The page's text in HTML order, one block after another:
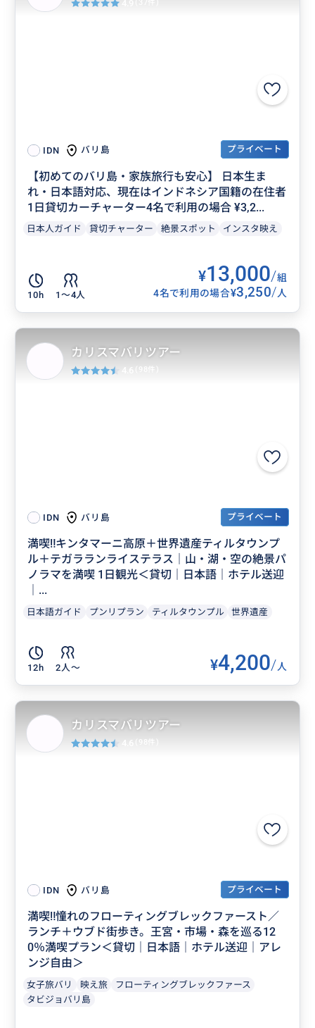
IDN バリ島 プライベート
【初めてのバリ島・家族旅行も安心】 日本生ま
れ・日本語対応、現在はインドネシア国籍の在住者
1日貸切カーチャーター4名で利用の場合 ¥3,2...
日本人ガイド 貸切チャーター 絶景スポット インスタ映え
10h 1〜4人
¥13,000/組
4名で利用の場合¥3,250/人
4.9 (37件)
IDN バリ島 プライベート
満喫‼️キンタマーニ高原＋世界遺産ティルタウンプ
ル＋テガラランライステラス｜山・湖・空の絶景パ
ノラマを満喫 1日観光＜貸切｜日本語｜ホテル送迎
｜...
日本語ガイド プンリプラン ティルタウンプル 世界遺産
12h 2人〜 ¥4,200/人
カリスマバリツアー
4.6 (98件)
IDN バリ島 プライベート
満喫‼️憧れのフローティングブレックファースト／
ランチ＋ウブド街歩き。王宮・市場・森を巡る12
0％満喫プラン＜貸切｜日本語｜ホテル送迎｜アレ
ンジ自由＞
女子旅バリ 映え旅
フローティングブレックファース
タビジョバリ島
カリスマバリツアー
4.6 (98件)